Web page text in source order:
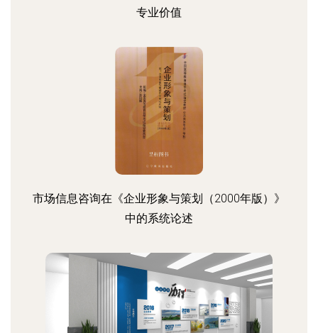
专业价值
市场信息咨询在《企业形象与策划（2000年版）》
中的系统论述